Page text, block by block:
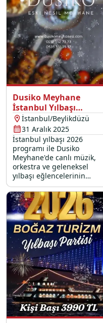
Dusiko Meyhane
İstanbul Yılbaşı
Programı 2026
İstanbul/Beylikdüzü
31 Aralık 2025
İstanbul yılbaşı 2026
programı ile Dusiko
Meyhane'de canlı müzik,
orkestra ve geleneksel
yılbaşı eğlencelerinin
vazgeçilmezi dansöz
performansıyla, sabahın
ilk ışıklarına kadar sürecek
bir eğlenceye davetlisiniz.